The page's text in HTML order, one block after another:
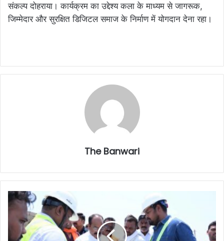
संकल्प दोहराया। कार्यक्रम का उद्देश्य कला के माध्यम से जागरूक,
जिम्मेदार और सुरक्षित डिजिटल समाज के निर्माण में योगदान देना रहा।
The Banwari